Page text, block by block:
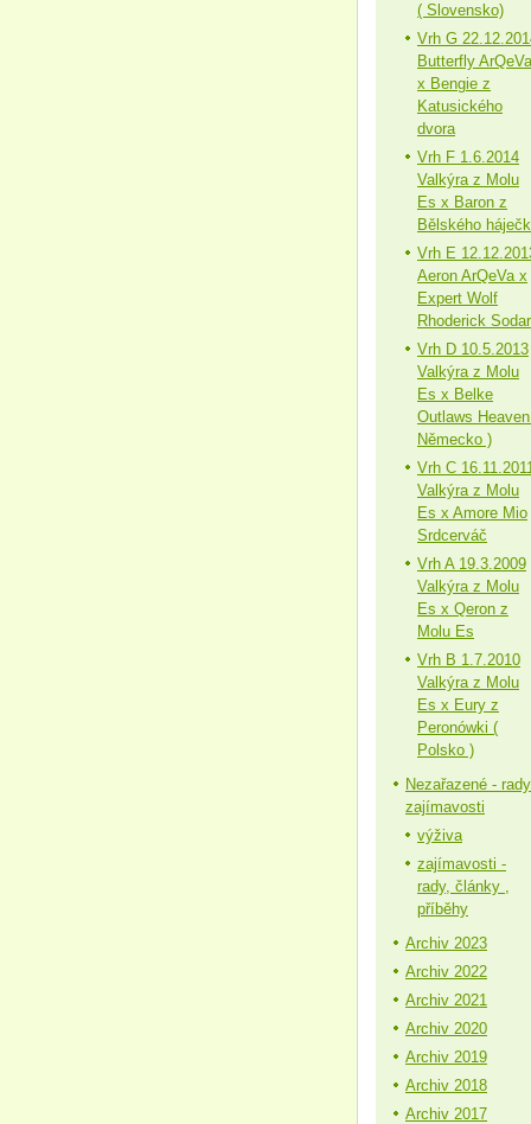
( Slovensko)
Vrh G
Butterfly ArQeVa
x Bengie z
Katusického
dvora
Vrh F 1.6.2014
Valkýra z Molu
Es x Baron z
Bělského
Vrh E
Aeron ArQeVa x
Expert Wolf
Rhoderick Sodar
Vrh D 10.5.2013
Valkýra z Molu
Es x Belke
Outlaws
Německo )
Vrh C
Valkýra z Molu
Es x Amore Mio
Srdcerváč
Vrh A 19.3.2009
Valkýra z Molu
Es x Qeron z
Molu Es
Vrh B 1.7.2010
Valkýra z Molu
Es x Eury z
Peronówki (
Polsko )
Nezařazené -
zajímavosti
výživa
zajímavosti -
rady, články ,
příběhy
Archiv 2023
Archiv 2022
Archiv 2021
Archiv 2020
Archiv 2019
Archiv 2018
Archiv 2017